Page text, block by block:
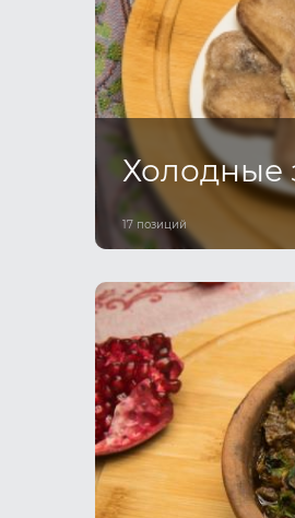
Холодные
17 позиций